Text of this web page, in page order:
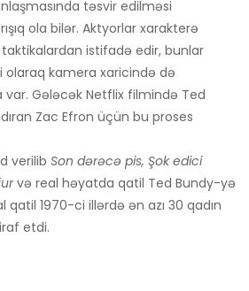
təsvir edilməsi
ola bilər. Aktyorlar xarakterə
istifadə edir, bunlar
olaraq kamera xaricində də
Gələcək Netflix filmində Ted
Zac Efron üçün bu proses
verilib Son dərəcə pis, Şok edici
və real həyatda qatil Ted Bundy-yə
qatil 1970-ci illərdə ən azı 30 qadın
etdi.